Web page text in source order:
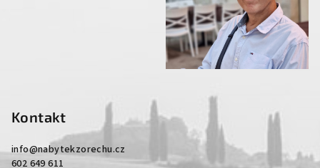
Kontakt
info@nabytekzorechu.cz
602 649 611